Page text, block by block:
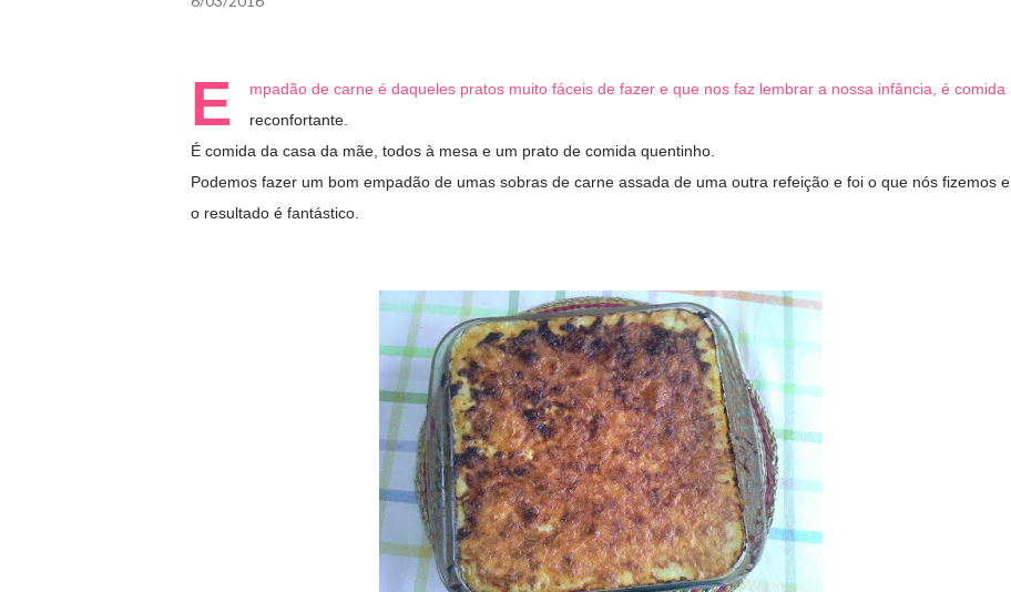
E
mpadão de carne é daqueles pratos muito fáceis de fazer e que nos faz lembrar a nossa infância, é comida
reconfortante.
É comida da casa da mãe, todos à mesa e um prato de comida quentinho.
Podemos fazer um bom empadão de umas sobras de carne assada de uma outra refeição e foi o que nós fizemos e
o resultado é fantástico.